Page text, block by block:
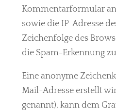
Kommentarformular
sowie die IP-Adresse
Zeichenfolge des
die Spam-Erkennung
Eine anonyme
Mail-Adresse erstellt
genannt), kann dem